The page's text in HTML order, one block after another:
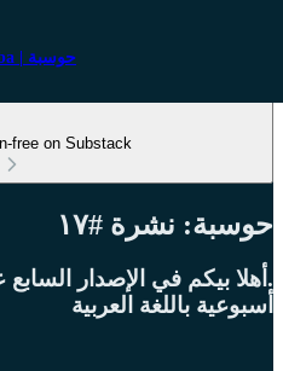
Hawsaba | حوسبة
free on Substack
حوسبة: نشرة #١٧
.أهلا بيكم في الإصدار
أسبوعية باللغة العربية